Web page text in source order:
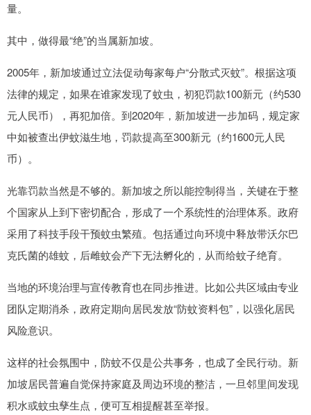
量。
其中，做得最“绝”的当属新加坡。
2005年，新加坡通过立法促动每家每户“分散式灭蚊”。根据这项
法律的规定，如果在谁家发现了蚊虫，初犯罚款100新元（约530
元人民币），再犯加倍。到2020年，新加坡进一步加码，规定家
中如被查出伊蚊滋生地，罚款提高至300新元（约1600元人民
币）。
光靠罚款当然是不够的。新加坡之所以能控制得当，关键在于整
个国家从上到下密切配合，形成了一个系统性的治理体系。政府
采用了科技手段干预蚊虫繁殖。包括通过向环境中释放带沃尔巴
克氏菌的雄蚊，后雌蚊会产下无法孵化的，从而给蚊子绝育。
当地的环境治理与宣传教育也在同步推进。比如公共区域由专业
团队定期消杀，政府定期向居民发放“防蚊资料包”，以强化居民
风险意识。
这样的社会氛围中，防蚊不仅是公共事务，也成了全民行动。新
加坡居民普遍自觉保持家庭及周边环境的整洁，一旦邻里间发现
积水或蚊虫孳生点，便可互相提醒甚至举报。